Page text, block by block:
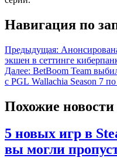
Навигация по
Предыдущая:
экшен в сеттинге
Далее: BetBoom Team
с PGL Wallachia Season 7
Похожие новости
5 новых игр в
вы могли